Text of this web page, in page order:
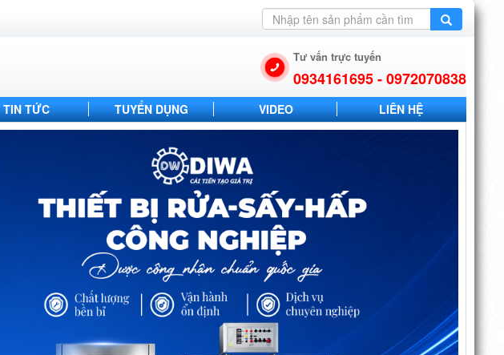
Tư vấn trực tuyến
0934161695 - 0972070838
TIN TỨC TUYỂN DỤNG VIDEO LIÊN HỆ